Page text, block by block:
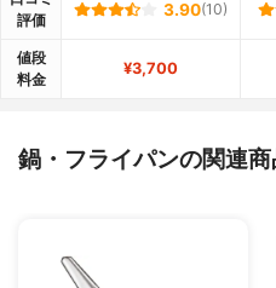
評価
3.90(10)
値段
料金
¥3,700
鍋・フライパンの関連